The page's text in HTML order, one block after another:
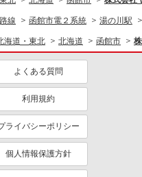
線 函館市電２系統 湯の川駅
海道・東北 北海道 函館市
よくある質問
利用規約
ライバシーポリシー
個人情報保護方針